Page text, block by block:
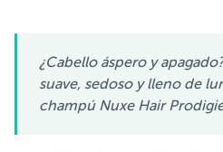
¿Cabello áspero y
suave, sedoso y lleno de
champú Nuxe Hair